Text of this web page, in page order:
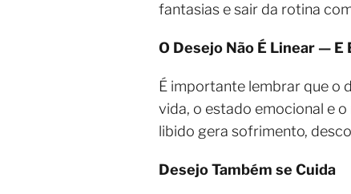
fantasias e sair da rotina
O Desejo Não É Linear — E
É importante lembrar que o
vida, o estado emocional e
libido gera sofrimento,
Desejo Também se Cuida